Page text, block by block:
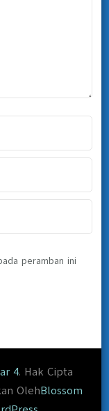
4. Hak Cipta
OlehBlossom